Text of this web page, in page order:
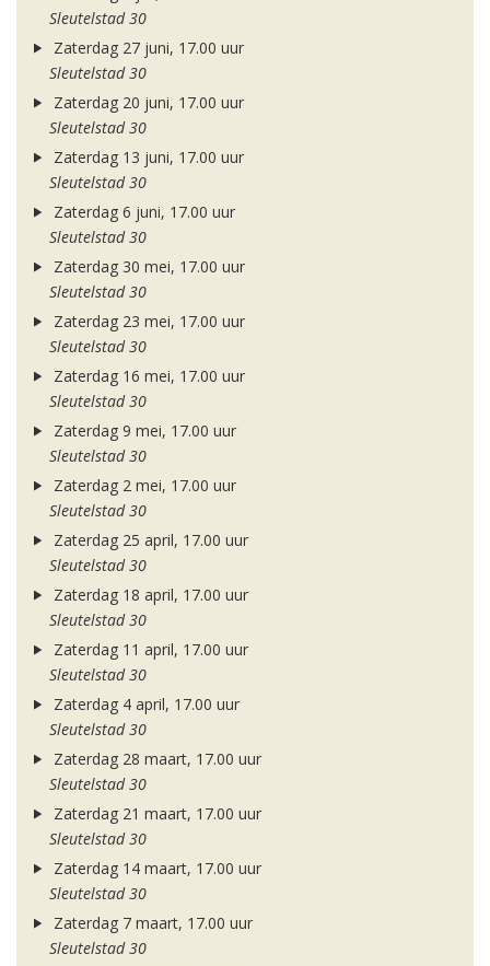
Sleutelstad 30
Zaterdag 27 juni, 17.00 uur
Sleutelstad 30
Zaterdag 20 juni, 17.00 uur
Sleutelstad 30
Zaterdag 13 juni, 17.00 uur
Sleutelstad 30
Zaterdag 6 juni, 17.00 uur
Sleutelstad 30
Zaterdag 30 mei, 17.00 uur
Sleutelstad 30
Zaterdag 23 mei, 17.00 uur
Sleutelstad 30
Zaterdag 16 mei, 17.00 uur
Sleutelstad 30
Zaterdag 9 mei, 17.00 uur
Sleutelstad 30
Zaterdag 2 mei, 17.00 uur
Sleutelstad 30
Zaterdag 25 april, 17.00 uur
Sleutelstad 30
Zaterdag 18 april, 17.00 uur
Sleutelstad 30
Zaterdag 11 april, 17.00 uur
Sleutelstad 30
Zaterdag 4 april, 17.00 uur
Sleutelstad 30
Zaterdag 28 maart, 17.00 uur
Sleutelstad 30
Zaterdag 21 maart, 17.00 uur
Sleutelstad 30
Zaterdag 14 maart, 17.00 uur
Sleutelstad 30
Zaterdag 7 maart, 17.00 uur
Sleutelstad 30